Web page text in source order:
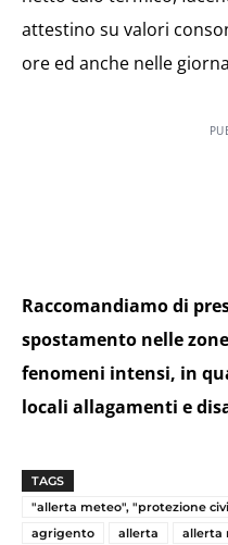
attestino su valori
ore ed anche nelle
Raccomandiamo di
spostamento nelle
fenomeni intensi, in
locali allagamenti e
TAGS
"allerta meteo", "protezione
agrigento
allerta allerta